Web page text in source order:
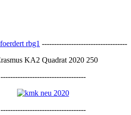
-----------------------------------
-----------------------------------
-----------------------------------